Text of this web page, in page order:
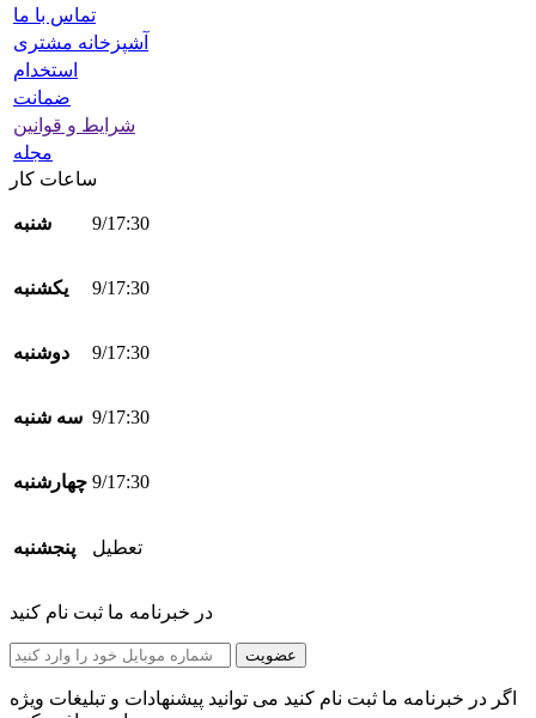
تماس با ما
آشپزخانه مشتری
استخدام
ضمانت
شرایط و قوانین
مجله
ساعات کار
شنبه 9/17:30
یکشنبه 9/17:30
دوشنبه 9/17:30
سه شنبه 9/17:30
چهارشنبه 9/17:30
پنجشنبه تعطیل
در خبرنامه ما ثبت نام کنید
عضویت
اگر در خبرنامه ما ثبت نام کنید می توانید پیشنهادات و تبلیغات ویژه